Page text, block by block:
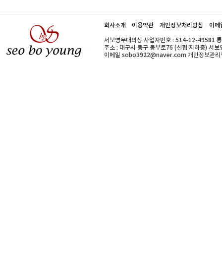
회사소개 이용약관 개인정보처리방침 이메
서보영무대의상 사업자번호 : 514-12-49581
주소 : 대구시 동구 동부로76 (신협 지하층)
이메일 sobo3922@naver.com 개인정보관리